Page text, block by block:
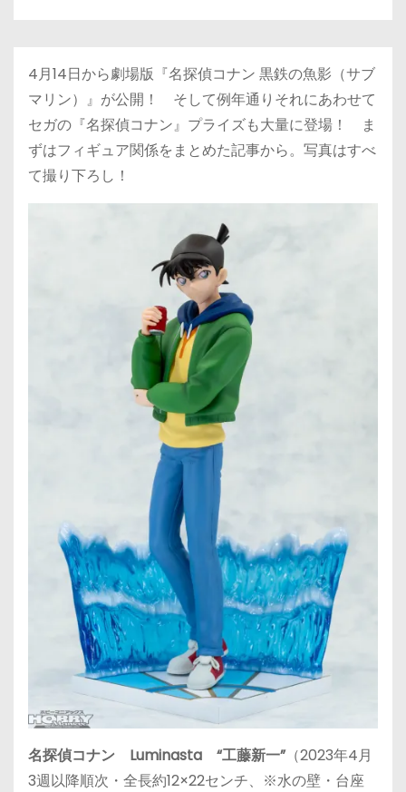
4月14日から劇場版『名探偵コナン 黒鉄の魚影（サブ
マリン）』が公開！ そして例年通りそれにあわせて
セガの『名探偵コナン』プライズも大量に登場！ ま
ずはフィギュア関係をまとめた記事から。写真はすべ
て撮り下ろし！
名探偵コナン Luminasta “工藤新一”（2023年4月
3週以降順次・全長約12×22センチ、※水の壁・台座